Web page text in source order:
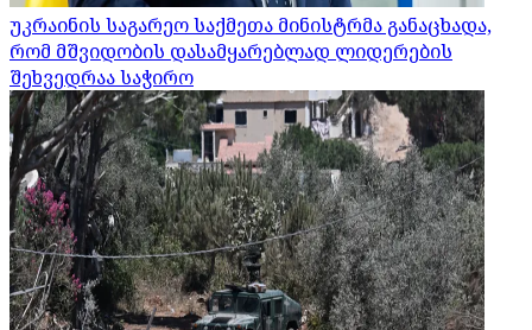
უკრაინის საგარეო საქმეთა მინისტრმა განაცხადა,
რომ მშვიდობის დასამყარებლად ლიდერების
შეხვედრაა საჭირო